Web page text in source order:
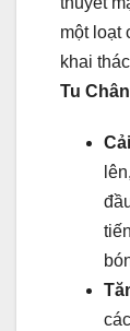
một loạt
khai
Tu Chân